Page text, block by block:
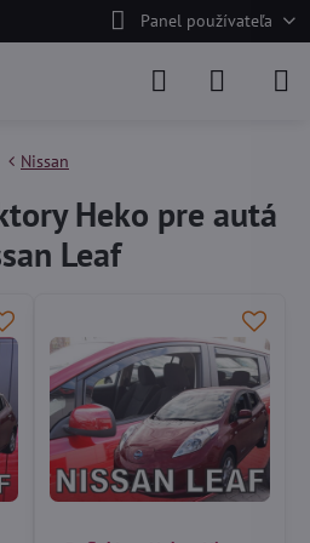
Panel používateľa
Nissan
Heko pre autá
Leaf